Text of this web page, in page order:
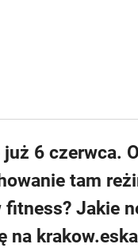
6 czerwca.
tam
Jakie
na